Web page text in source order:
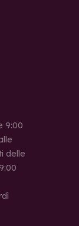
9:00
delle